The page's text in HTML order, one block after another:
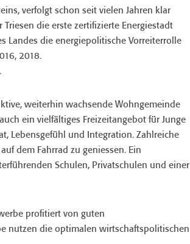
verfolgt schon seit vielen Jahren klar
die erste zertifizierte Energiestadt
Landes die energiepolitische Vorreiterrolle
2018.
weiterhin wachsende Wohngemeinde
ein vielfältiges Freizeitangebot für Junge
Lebensgefühl und Integration. Zahlreiche
dem Fahrrad zu geniessen. Ein
Schulen, Privatschulen und einer
profitiert von guten
nutzen die optimalen wirtschaftspolitischen